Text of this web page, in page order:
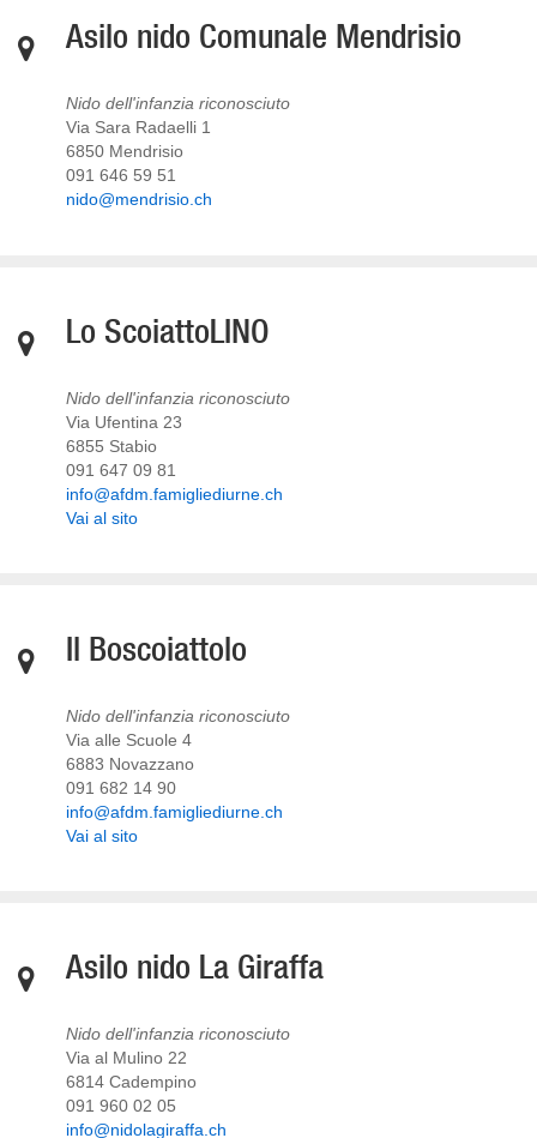
Asilo nido Comunale Mendrisio
Nido dell'infanzia riconosciuto
Via Sara Radaelli 1
6850 Mendrisio
091 646 59 51
nido@mendrisio.ch
Lo ScoiattoLINO
Nido dell'infanzia riconosciuto
Via Ufentina 23
6855 Stabio
091 647 09 81
info@afdm.famigliediurne.ch
Vai al sito
Il Boscoiattolo
Nido dell'infanzia riconosciuto
Via alle Scuole 4
6883 Novazzano
091 682 14 90
info@afdm.famigliediurne.ch
Vai al sito
Asilo nido La Giraffa
Nido dell'infanzia riconosciuto
Via al Mulino 22
6814 Cadempino
091 960 02 05
info@nidolagiraffa.ch